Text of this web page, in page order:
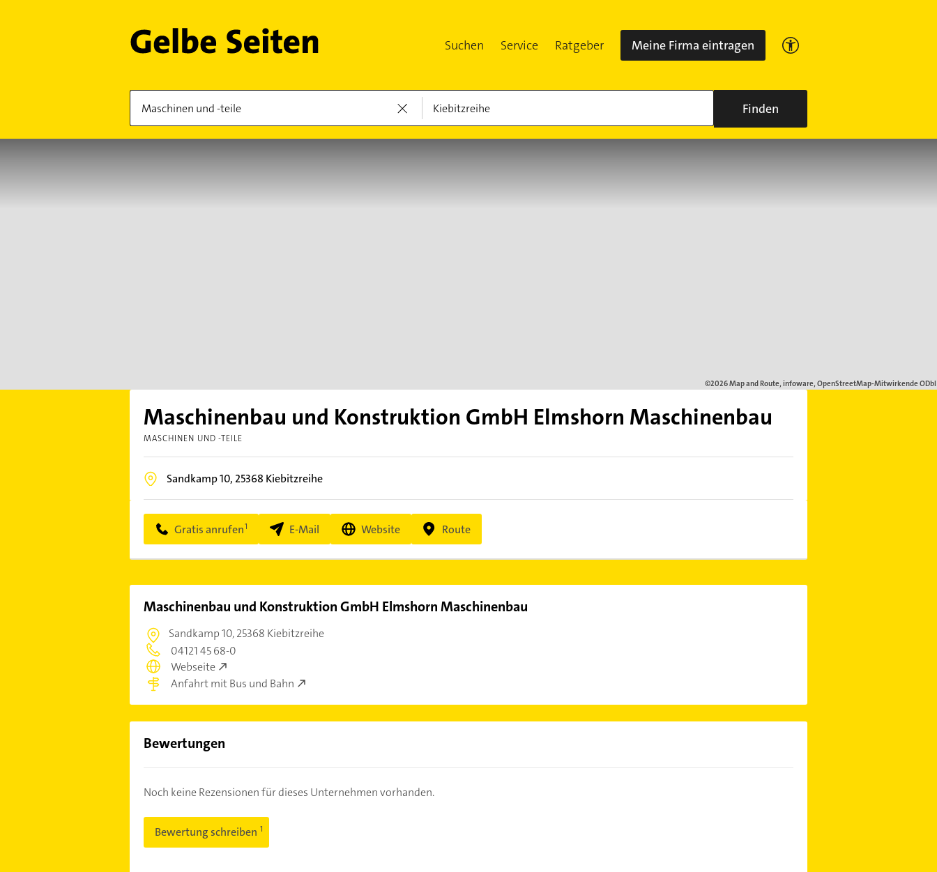
Suchen Service Ratgeber Meine Firma eintragen
Finden
Maschinenbau und Konstruktion GmbH Elmshorn Maschinenbau
MASCHINEN UND -TEILE
Sandkamp 10, 25368 Kiebitzreihe
Gratis anrufen E-Mail Website Route
Maschinenbau und Konstruktion GmbH Elmshorn Maschinenbau
Sandkamp 10,25368 Kiebitzreihe
04121 45 68-0
Webseite
Anfahrt mit Bus und Bahn
Bewertungen
Noch keine Rezensionen für dieses Unternehmen vorhanden.
Bewertung schreiben